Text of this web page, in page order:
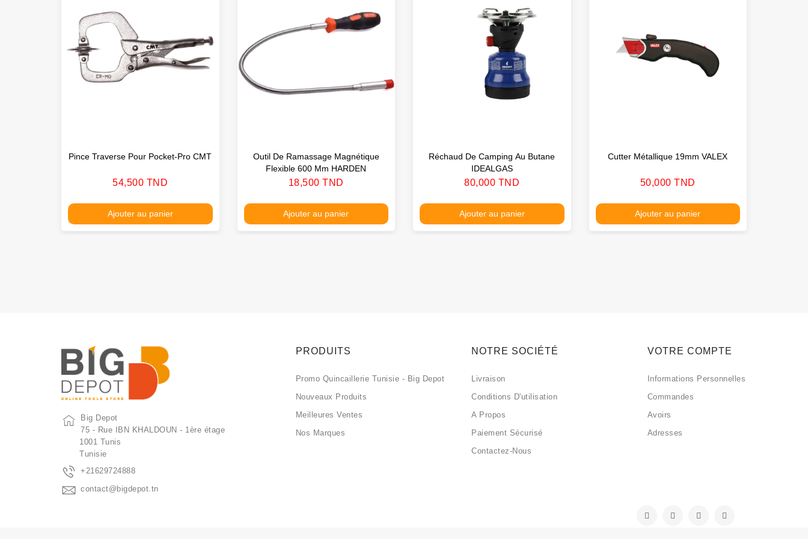
Pince Traverse Pour Pocket-Pro CMT
Prix
54,500 TND
Ajouter au panier
Outil De Ramassage Magnétique
Flexible 600 Mm HARDEN
Prix
18,500 TND
Ajouter au panier
Réchaud De Camping Au Butane
IDEALGAS
Prix
80,000 TND
Ajouter au panier
Cutter Métallique 19mm VALEX
Prix
50,000 TND
Ajouter au panier
Big Depot
75 - Rue IBN KHALDOUN - 1ère étage
1001 Tunis
Tunisie
+21629724888
contact@bigdepot.tn
PRODUITS
Promo Quincaillerie Tunisie - Big Depot
Nouveaux Produits
Meilleures Ventes
Nos Marques
NOTRE SOCIÉTÉ
Livraison
Conditions D'utilisation
A Propos
Paiement Sécurisé
Contactez-Nous
VOTRE COMPTE
Informations Personnelles
Commandes
Avoirs
Adresses